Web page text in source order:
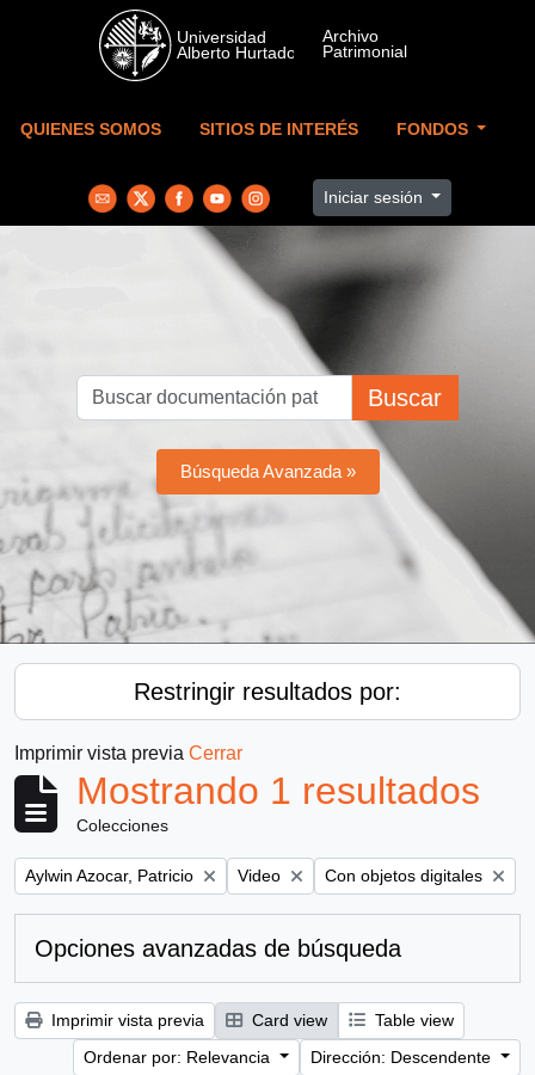
Skip to main content
QUIENES SOMOS SITIOS DE INTERÉS FONDOS
Iniciar sesión
Buscar
Búsqueda Avanzada »
Restringir resultados por:
Imprimir vista previa Cerrar
Mostrando 1 resultados
Colecciones
Remove filter:
Aylwin Azocar, Patricio Remove filter:
Video Remove filter:
Con objetos digitales
Opciones avanzadas de búsqueda
Imprimir vista previa Card view
Table view
Ordenar por: Relevancia
Dirección: Descendente